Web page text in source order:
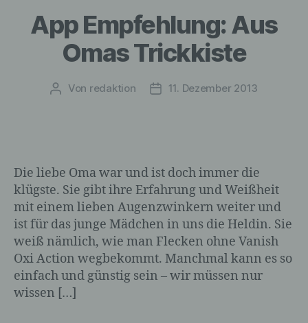
App Empfehlung: Aus
Omas Trickkiste
Beitragsautor
Von redaktion Veröffentlichungsdatum
11. Dezember 2013
Die liebe Oma war und ist doch immer die
klügste. Sie gibt ihre Erfahrung und Weißheit
mit einem lieben Augenzwinkern weiter und
ist für das junge Mädchen in uns die Heldin. Sie
weiß nämlich, wie man Flecken ohne Vanish
Oxi Action wegbekommt. Manchmal kann es so
einfach und günstig sein – wir müssen nur
wissen […]
Erheben, das Erfassen, die Organisation,
das Ordnen, die Speicherung, die
Anpassung oder Veränderung, das
Auslesen, das Abfragen, die Verwendung,
Verbreitung oder eine andere Form der
d) Einschränkung der Verarbeitung
Einschränkung der Verarbeitung ist die
Markierung gespeicherter
personenbezogener Daten mit dem Ziel,
ihre künftige Verarbeitung einzuschränken.